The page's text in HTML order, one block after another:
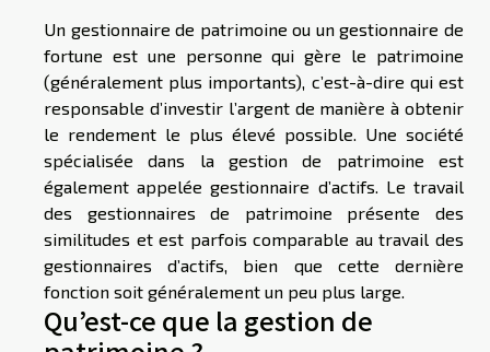
Un gestionnaire de patrimoine ou un gestionnaire de
fortune est une personne qui gère le patrimoine
(généralement plus importants), c’est-à-dire qui est
responsable d’investir l’argent de manière à obtenir
le rendement le plus élevé possible. Une société
spécialisée dans la gestion de patrimoine est
également appelée gestionnaire d’actifs. Le travail
des gestionnaires de patrimoine présente des
similitudes et est parfois comparable au travail des
gestionnaires d’actifs, bien que cette dernière
fonction soit généralement un peu plus large.
Qu’est-ce que la gestion de